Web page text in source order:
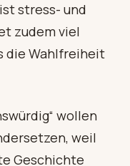
stress- und
zudem viel
die Wahlfreiheit
wollen
weil
Geschichte